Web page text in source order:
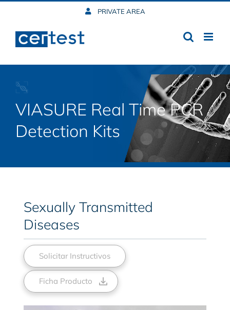
content
PRIVATE AREA
VIASURE Real Time PCR
Detection Kits
Sexually Transmitted
Diseases
Solicitar Instructivos
Ficha Producto